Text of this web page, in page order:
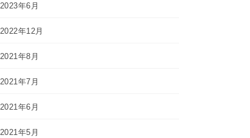
2023年6月
2022年12月
2021年8月
2021年7月
2021年6月
2021年5月